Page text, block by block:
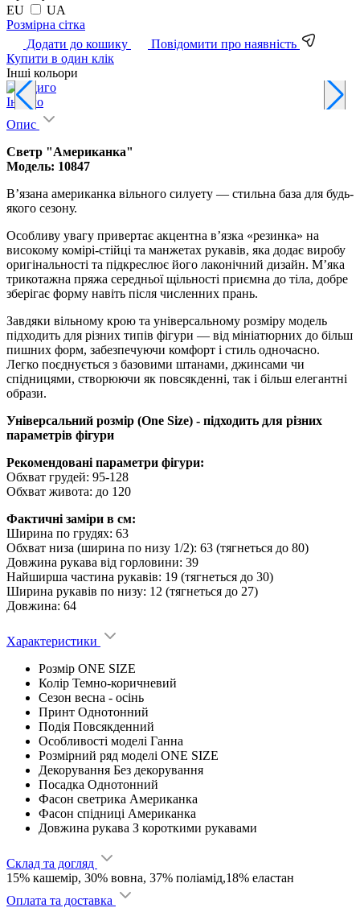
EU
UA
Pозмірна сітка
Додати до кошику
Повідомити про наявність
Купити в один клік
Інші кольори
Індиго
Опис
Светр "Американка"
Модель: 10847
В’язана американка вільного силуету — стильна база для будь-
якого сезону.
Особливу увагу привертає акцентна в’язка «резинка» на
високому комірі-стійці та манжетах рукавів, яка додає виробу
оригінальності та підкреслює його лаконічний дизайн. М’яка
трикотажна пряжа середньої щільності приємна до тіла, добре
зберігає форму навіть після численних прань.
Завдяки вільному крою та універсальному розміру модель
підходить для різних типів фігури — від мініатюрних до більш
пишних форм, забезпечуючи комфорт і стиль одночасно.
Легко поєднується з базовими штанами, джинсами чи
спідницями, створюючи як повсякденні, так і більш елегантні
образи.
Універсальний розмір (One Size) - підходить для різних
параметрів фігури
Рекомендовані параметри фігури:
Обхват грудей: 95-128
Обхват живота: до 120
Фактичні заміри в см:
Ширина по грудях: 63
Обхват низа (ширина по низу 1/2): 63 (тягнеться до 80)
Довжина рукава від горловини: 39
Найширша частина рукавів: 19 (тягнеться до 30)
Ширина рукавів по низу: 12 (тягнеться до 27)
Довжина: 64
Характеристики
Розмір ONE SIZE
Колір Темно-коричневий
Сезон весна - ocінь
Принт Однотонний
Подія Повсякденний
Особливості моделі Ганна
Розмірний ряд моделі ONE SIZE
Декорування Без декорування
Посадка Однотонний
Фасон светрика Американка
Фасон спідниці Американка
Довжина рукава З короткими рукавами
Склад та догляд
15% кашемір, 30% вовна, 37% поліамід,18% еластан
Оплата та доставка